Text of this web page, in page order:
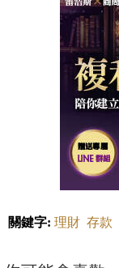
關鍵字: 理財 存款